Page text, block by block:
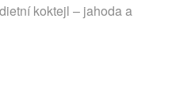
koktejl – jahoda a